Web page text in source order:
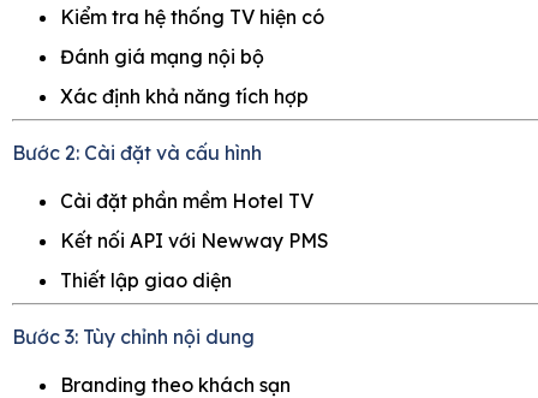
Kiểm tra hệ thống TV hiện có
Đánh giá mạng nội bộ
Xác định khả năng tích hợp
Bước 2: Cài đặt và cấu hình
Cài đặt phần mềm Hotel TV
Kết nối API với Newway PMS
Thiết lập giao diện
Bước 3: Tùy chỉnh nội dung
Branding theo khách sạn